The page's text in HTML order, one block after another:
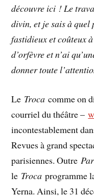
découvre ici ! Le
divin, et je sais à quel
fastidieux et coûteux
d’orfèvre et n’ai
donner toute
Le Troca comme on
courriel du théâtre –
incontestablement
Revues à grand
parisiennes. Outre
le Trocaprogramme
Yerna. Ainsi, le 31